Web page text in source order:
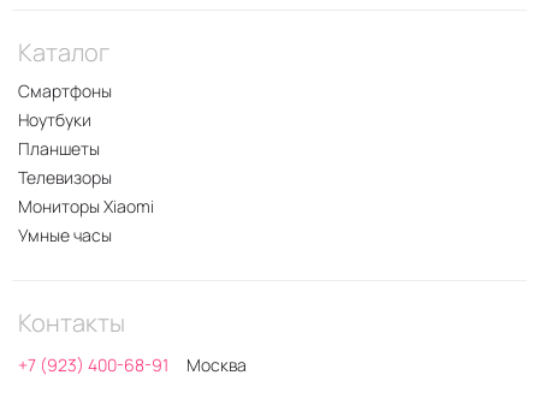
Каталог
Смартфоны
Ноутбуки
Планшеты
Телевизоры
Мониторы Xiaomi
Умные часы
Контакты
+7 (923) 400-68-91
Москва